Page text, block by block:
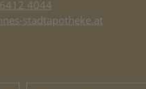
4044
stadtapotheke.at